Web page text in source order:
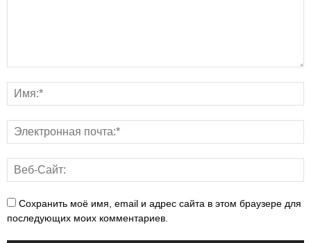
Сохранить моё имя, email и адрес сайта в этом браузере для
последующих моих комментариев.